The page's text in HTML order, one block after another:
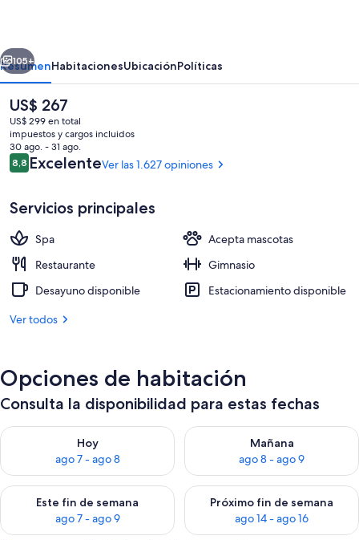
2 restaurantes; se sirve desayuno,
Siguiente
105+
ResumenHabitacionesUbicaciónPolíticas
El
precio
actual
es
de
US$ 267
US$ 267
US$ 299 en total
impuestos y cargos incluidos
30 ago. - 31 ago.
Opiniones
8,88,8 de 10
ExcelenteVer las 1.627 opiniones
Servicios principales
Spa
Acepta mascotas
Restaurante
Gimnasio
Desayuno disponible
Estacionamiento disponible
Ver todos
Opciones de habitación
Consulta la disponibilidad para estas fechas
Hoy
ago 7 - ago 8
Consulta la disponibilidad para hoy ago 7 - ago 8
Mañana
ago 8 - ago 9
Consulta la disponibilidad
Este fin de semana
ago 7 - ago 9
Consulta la disponibilidad para este fin de semana ago 7 -
Próximo fin de semana
ago 14 - ago 16
Consulta la disponibilidad